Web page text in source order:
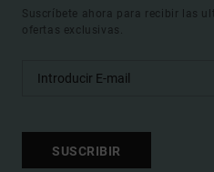
Suscríbete ahora para recibir las
ofertas exclusivas.
SUSCRIBIR